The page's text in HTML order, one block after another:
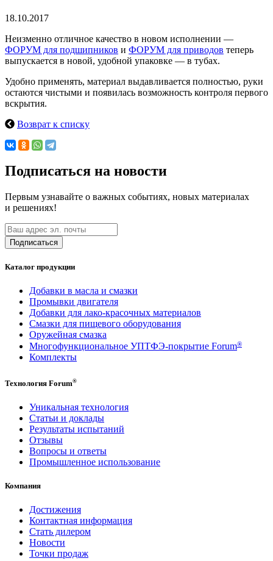
18.10.2017
Неизменно отличное качество в новом исполнении —
ФОРУМ для подшипников и ФОРУМ для приводов теперь
выпускается в новой, удобной упаковке — в тубах.
Удобно применять, материал выдавливается полностью, руки
остаются чистыми и появилась возможность контроля первого
вскрытия.
Возврат к списку
Подписаться на новости
Первым узнавайте о важных событиях, новых материалах
и решениях!
Каталог продукции
Добавки в масла и смазки
Промывки двигателя
Добавки для лако-красочных материалов
Смазки для пищевого оборудования
Оружейная смазка
Многофункциональное УПТФЭ-покрытие Forum®
Комплекты
Технология Forum®
Уникальная технология
Статьи и доклады
Результаты испытаний
Отзывы
Вопросы и ответы
Промышленное использование
Компания
Достижения
Контактная информация
Стать дилером
Новости
Точки продаж